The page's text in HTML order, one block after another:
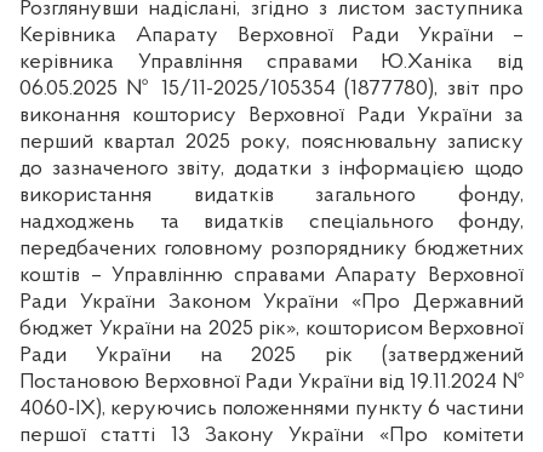
Розглянувши надіслані, згідно з листом заступника
Керівника Апарату Верховної Ради України –
керівника Управління справами Ю.Ханіка від
06.05.2025 № 15/11-2025/105354 (1877780), звіт про
виконання кошторису Верховної Ради України за
перший квартал 2025 року, пояснювальну записку
до зазначеного звіту, додатки з інформацією щодо
використання видатків загального фонду,
надходжень та видатків спеціального фонду,
передбачених головному розпоряднику бюджетних
коштів – Управлінню справами Апарату Верховної
Ради України Законом України «Про Державний
бюджет України на 2025 рік», кошторисом Верховної
Ради України на 2025 рік (затверджений
Постановою Верховної Ради України від 19.11.2024 №
4060-ІХ), керуючись положеннями пункту 6 частини
першої статті 13 Закону України «Про комітети